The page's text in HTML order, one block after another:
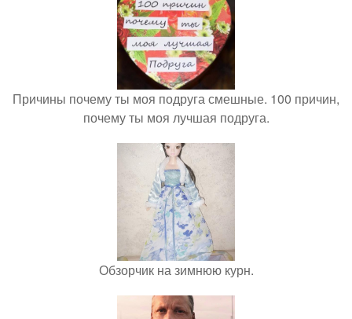
Причины почему ты моя подруга смешные. 100 причин,
почему ты моя лучшая подруга.
Обзорчик на зимнюю курн.